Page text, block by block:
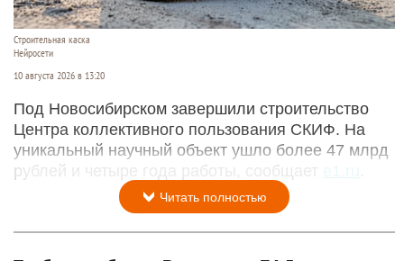
Строительная каска
Нейросети
10 августа 2026 в 13:20
Под Новосибирском завершили строительство
Центра коллективного пользования СКИФ. На
уникальный научный объект ушло более 47 млрд
рублей и четыре года работы, сообщает
e1.ru
Читать полностью